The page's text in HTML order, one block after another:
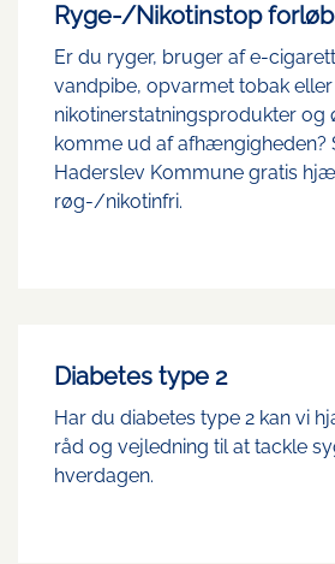
Ryge-/Nikotinstop forløb
Er du ryger, bruger af e-
vandpibe, opvarmet tobak eller
nikotinerstatningsprodukter og
komme ud af afhængigheden?
Haderslev Kommune gratis
røg-/nikotinfri.
Diabetes type 2
Har du diabetes type 2 kan vi
råd og vejledning til at tackle
hverdagen.